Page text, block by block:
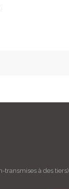
transmises à des tiers)